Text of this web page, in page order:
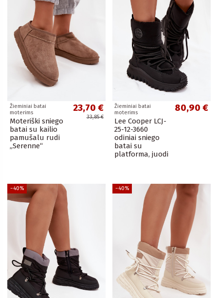
Žieminiai batai
moterims
Moteriški sniego
batai su kailio
pamušalu rudi
„Serenne“
23,70 €
33,85 €
Žieminiai batai
moterims
Lee Cooper LCJ-
25-12-3660
odiniai sniego
batai su
platforma, juodi
80,90 €
−40% −40%